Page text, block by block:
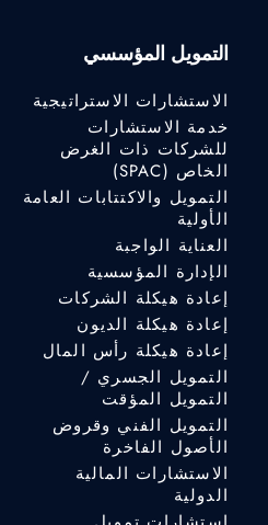
التمويل المؤسسي
الاستشارات الاستراتيجية
خدمة الاستشارات
للشركات ذات الغرض
الخاص (SPAC)
التمويل والاكتتابات العامة
الأولية
العناية الواجبة
الإدارة المؤسسية
إعادة هيكلة الشركات
إعادة هيكلة الديون
إعادة هيكلة رأس المال
التمويل الجسري /
التمويل المؤقت
التمويل الفني وقروض
الأصول الفاخرة
الاستشارات المالية
الدولية